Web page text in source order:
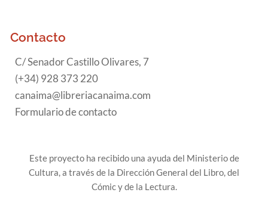
Contacto
C/ Senador Castillo Olivares, 7
(+34) 928 373 220
canaima@libreriacanaima.com
Formulario de contacto
Este proyecto ha recibido una ayuda del Ministerio de
Cultura, a través de la Dirección General del Libro, del
Cómic y de la Lectura.